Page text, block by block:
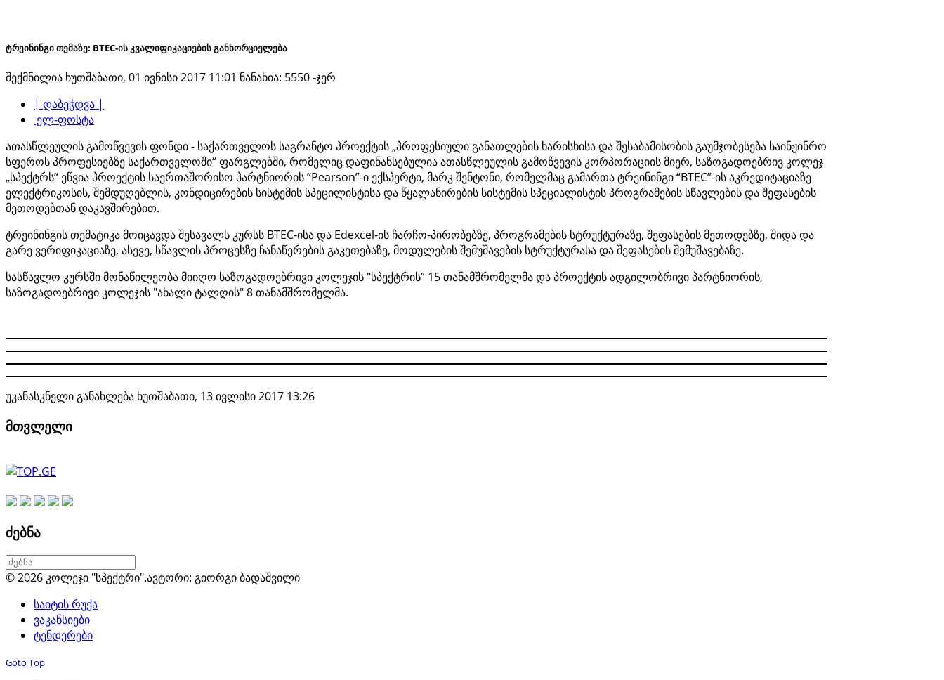
ტრეინინგი თემაზე: BTEC-ის კვალიფიკაციების განხორციელება
შექმნილია ხუთშაბათი, 01 ივნისი 2017 11:01 ნანახია: 5550 -ჯერ
| დაბეჭდვა |
ელ-ფოსტა
ათასწლეულის გამოწვევის ფონდი - საქართველოს საგრანტო პროექტის „პროფესიული განათლების ხარისხისა და შესაბამისობის გაუმჯობესება საინჟინრო
სფეროს პროფესიებზე საქართველოში“ ფარგლებში, რომელიც დაფინანსებულია ათასწლეულის გამოწვევის კორპორაციის მიერ, საზოგადოებრივ კოლეჯ
„სპექტრს“ ეწვია პროექტის საერთაშორისო პარტნიორის “Pearson”-ი ექსპერტი, მარკ შენტონი, რომელმაც გამართა ტრეინინგი “BTEC”-ის აკრედიტაციაზე
ელექტრიკოსის, შემდუღებლის, კონდიცირების სისტემის სპეცილისტისა და წყალანირების სისტემის სპეციალისტის პროგრამების სწავლების და შეფასების
მეთოდებთან დაკავშირებით.
ტრეინინგის თემატიკა მოიცავდა შესავალს კურსს BTEC-ისა და Edexcel-ის ჩარჩო-პირობებზე, პროგრამების სტრუქტურაზე, შეფასების მეთოდებზე, შიდა და
გარე ვერიფიკაციაზე, ასევე, სწავლის პროცესზე ჩანაწერების გაკეთებაზე, მოდულების შემუშავების სტრუქტურასა და შეფასების შემუშავებაზე.
სასწავლო კურსში მონაწილეობა მიიღო საზოგადოებრივი კოლეჯის "სპექტრის” 15 თანამშრომელმა და პროექტის ადგილობრივი პარტნიორის,
საზოგადოებრივი კოლეჯის "ახალი ტალღის" 8 თანამშრომელმა.
უკანასკნელი განახლება ხუთშაბათი, 13 ივლისი 2017 13:26
მთვლელი
ძებნა
© 2026 კოლეჯი "სპექტრი".ავტორი: გიორგი ბადაშვილი
საიტის რუქა
ვაკანსიები
ტენდერები
Goto Top